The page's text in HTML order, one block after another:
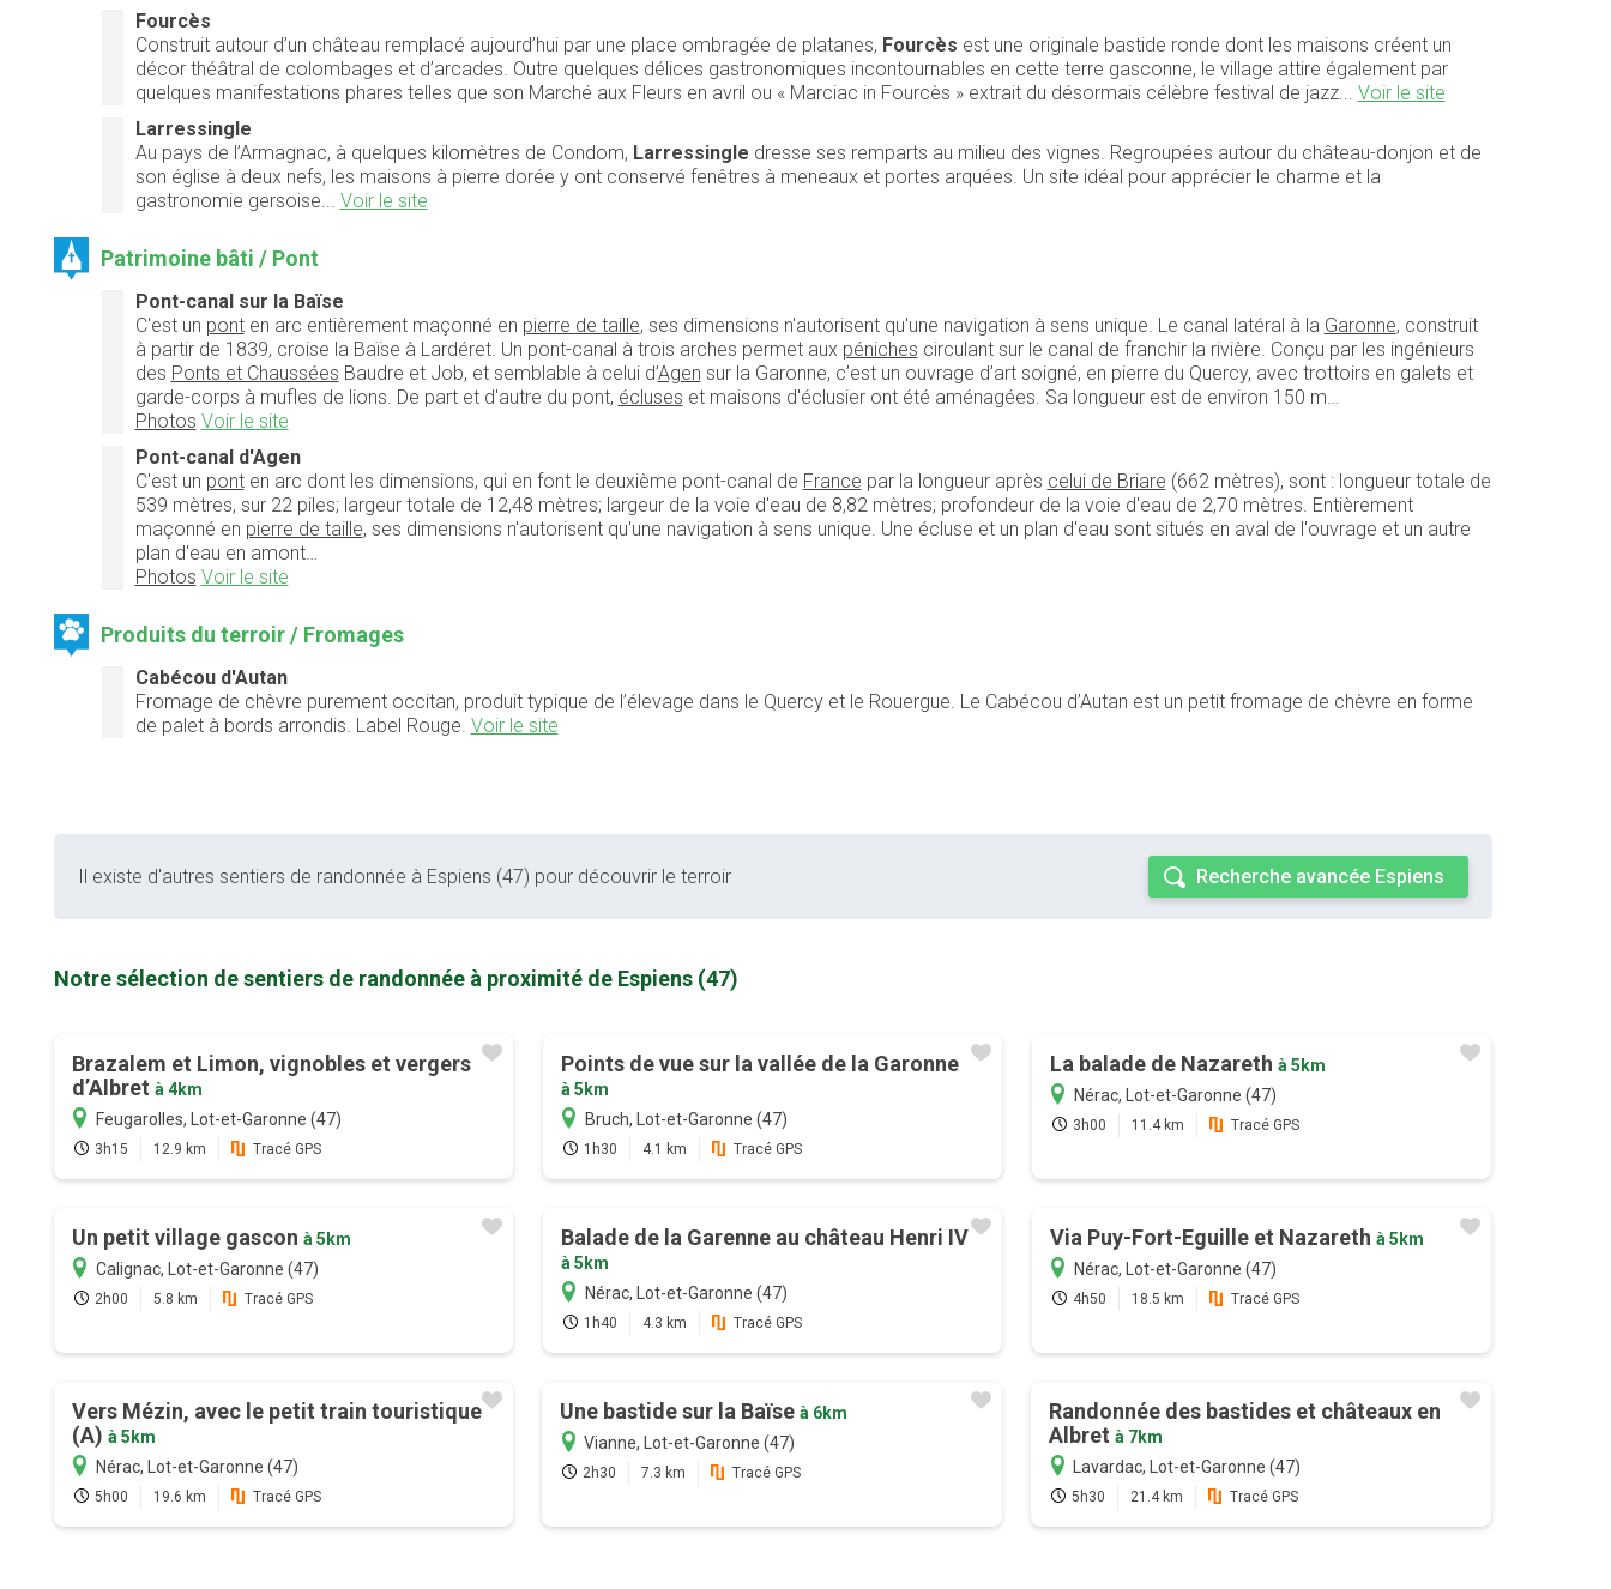
Fourcès
Construit autour d’un château remplacé aujourd’hui par une place ombragée de platanes, Fourcès est une originale bastide ronde dont les maisons créent un
décor théâtral de colombages et d’arcades. Outre quelques délices gastronomiques incontournables en cette terre gasconne, le village attire également par
quelques manifestations phares telles que son Marché aux Fleurs en avril ou « Marciac in Fourcès » extrait du désormais célèbre festival de jazz... Voir le site
Larressingle
Au pays de l’Armagnac, à quelques kilomètres de Condom, Larressingle dresse ses remparts au milieu des vignes. Regroupées autour du château-donjon et de
son église à deux nefs, les maisons à pierre dorée y ont conservé fenêtres à meneaux et portes arquées. Un site idéal pour apprécier le charme et la
gastronomie gersoise... Voir le site
Patrimoine bâti / Pont
Pont-canal sur la Baïse
C'est un ponten arc entièrement maçonné en pierre de taille, ses dimensions n'autorisent qu'une navigation à sens unique. Le canal latéral à la Garonne, construit
à partir de 1839, croise la Baïse à Lardéret. Un pont-canal à trois arches permet aux péniches circulant sur le canal de franchir la rivière. Conçu par les ingénieurs
des Ponts et Chaussées Baudre et Job, et semblable à celui d’Agen sur la Garonne, c’est un ouvrage d’art soigné, en pierre du Quercy, avec trottoirs en galets et
garde-corps à mufles de lions. De part et d'autre du pont, écluses et maisons d'éclusier ont été aménagées. Sa longueur est de environ 150 m…
Photos Voir le site
Pont-canal d'Agen
C'est un ponten arc dont les dimensions, qui en font le deuxième pont-canal de France par la longueur après celui de Briare (662 mètres), sont : longueur totale de
539 mètres, sur 22 piles; largeur totale de 12,48 mètres; largeur de la voie d'eau de 8,82 mètres; profondeur de la voie d'eau de 2,70 mètres. Entièrement
maçonné en pierre de taille, ses dimensions n'autorisent qu'une navigation à sens unique. Une écluse et un plan d'eau sont situés en aval de l'ouvrage et un autre
plan d'eau en amont…
Photos Voir le site
Produits du terroir / Fromages
Cabécou d'Autan
Fromage de chèvre purement occitan, produit typique de l’élevage dans le Quercy et le Rouergue. Le Cabécou d’Autan est un petit fromage de chèvre en forme
de palet à bords arrondis. Label Rouge. Voir le site
Il existe d'autres sentiers de randonnée à Espiens (47) pour découvrir le terroir Recherche avancée Espiens
Notre sélection de sentiers de randonnée à proximité de Espiens (47)
Brazalem et Limon, vignobles et vergers
d’Albret à 4km
Feugarolles, Lot-et-Garonne (47)
3h15 12.9 km Tracé GPS
Points de vue sur la vallée de la Garonne
à 5km
Bruch, Lot-et-Garonne (47)
1h30 4.1 km Tracé GPS
La balade de Nazareth à 5km
Nérac, Lot-et-Garonne (47)
3h00 11.4 km Tracé GPS
Un petit village gascon à 5km
Calignac, Lot-et-Garonne (47)
2h00 5.8 km Tracé GPS
Balade de la Garenne au château Henri IV
à 5km
Nérac, Lot-et-Garonne (47)
1h40 4.3 km Tracé GPS
Via Puy-Fort-Eguille et Nazareth à 5km
Nérac, Lot-et-Garonne (47)
4h50 18.5 km Tracé GPS
Vers Mézin, avec le petit train touristique
(A) à 5km
Nérac, Lot-et-Garonne (47)
5h00 19.6 km Tracé GPS
Une bastide sur la Baïseà 6km
Vianne, Lot-et-Garonne (47)
2h30 7.3 km Tracé GPS
Randonnée des bastides et châteaux en
Albretà 7km
Lavardac, Lot-et-Garonne (47)
5h30 21.4 km Tracé GPS